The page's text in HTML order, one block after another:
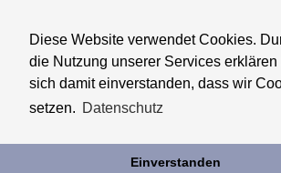
Diese Website verwendet Cookies.
die Nutzung unserer Services erklären
sich damit einverstanden, dass wir
setzen. Datenschutz
Einverstanden